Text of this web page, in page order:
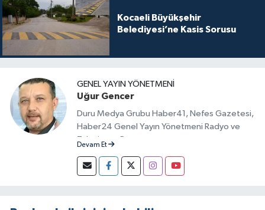
Kocaeli Büyükşehir
Belediyesi’ne Kasis Sorusu
GENEL YAYIN YÖNETMENI
Uğur Gencer
Duru Medya Grubu Haber41, Nefes Gazetesi,
Haber24 Genel Yayın Yönetmeni Radyo ve
Televizyon Programcısı
Devam Et